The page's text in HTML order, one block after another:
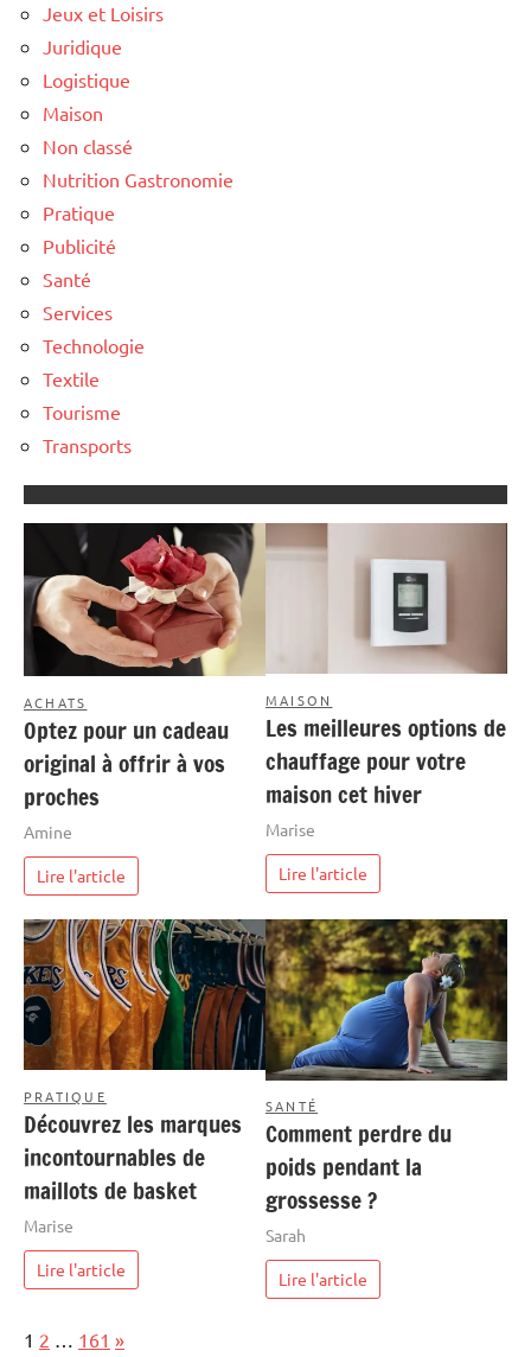
Jeux et Loisirs
Juridique
Logistique
Maison
Non classé
Nutrition Gastronomie
Pratique
Publicité
Santé
Services
Technologie
Textile
Tourisme
Transports
ACHATS
Optez pour un cadeau
original à offrir à vos
proches
Amine
Lire l'article
MAISON
Les meilleures options de
chauffage pour votre
maison cet hiver
Marise
Lire l'article
PRATIQUE
Découvrez les marques
incontournables de
maillots de basket
Marise
Lire l'article
SANTÉ
Comment perdre du
poids pendant la
grossesse ?
Sarah
Lire l'article
Page:
1 2 … 161 Next
»